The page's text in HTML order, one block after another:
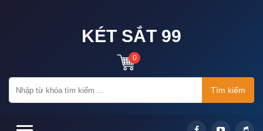
KÉT SẮT 99
0
Tìm kiếm